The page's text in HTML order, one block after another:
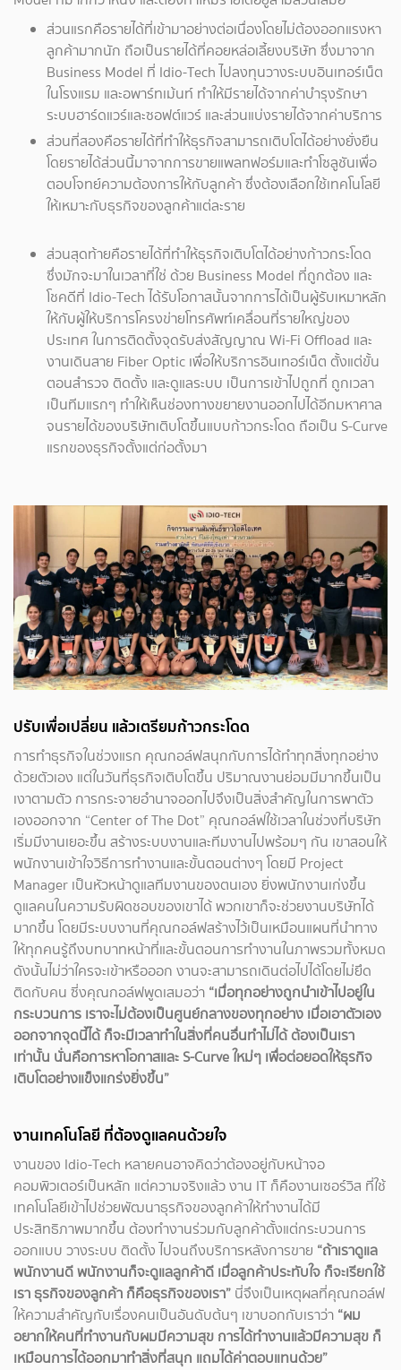
ส่วนแรกคือรายได้ที่เข้ามาอย่างต่อเนื่องโดยไม่ต้องออกแรงหา
ลูกค้ามากนัก ถือเป็นรายได้ที่คอยหล่อเลี้ยงบริษัท ซึ่งมาจาก
Business Model ที่ Idio-Tech ไปลงทุนวางระบบอินเทอร์เน็ต
ในโรงแรม และอพาร์ทเม้นท์ ทำให้มีรายได้จากค่าบำรุงรักษา
ระบบฮาร์ดแวร์และซอฟต์แวร์ และส่วนแบ่งรายได้จากค่าบริการ
ส่วนที่สองคือรายได้ที่ทำให้ธุรกิจสามารถเติบโตได้อย่างยั่งยืน
โดยรายได้ส่วนนี้มาจากการขายแพลทฟอร์มและทำโซลูชันเพื่อ
ตอบโจทย์ความต้องการให้กับลูกค้า ซึ่งต้องเลือกใช้เทคโนโลยี
ให้เหมาะกับธุรกิจของลูกค้าแต่ละราย
ส่วนสุดท้ายคือรายได้ที่ทำให้ธุรกิจเติบโตได้อย่างก้าวกระโดด
ซึ่งมักจะมาในเวลาที่ใช่ ด้วย Business Model ที่ถูกต้อง และ
โชคดีที่ Idio-Tech ได้รับโอกาสนั้นจากการได้เป็นผู้รับเหมาหลัก
ให้กับผู้ให้บริการโครงข่ายโทรศัพท์เคลื่อนที่รายใหญ่ของ
ประเทศ ในการติดตั้งจุดรับส่งสัญญาณ Wi-Fi Offload และ
งานเดินสาย Fiber Optic เพื่อให้บริการอินเทอร์เน็ต ตั้งแต่ขั้น
ตอนสำรวจ ติดตั้ง และดูแลระบบ เป็นการเข้าไปถูกที่ ถูกเวลา
เป็นทีมแรกๆ ทำให้เห็นช่องทางขยายงานออกไปได้อีกมหาศาล
จนรายได้ของบริษัทเติบโตขึ้นแบบก้าวกระโดด ถือเป็น S-Curve
แรกของธุรกิจตั้งแต่ก่อตั้งมา
ปรับเพื่อเปลี่ยน แล้วเตรียมก้าวกระโดด
การทำธุรกิจในช่วงแรก คุณกอล์ฟสนุกกับการได้ทำทุกสิ่งทุกอย่าง
ด้วยตัวเอง แต่ในวันที่ธุรกิจเติบโตขึ้น ปริมาณงานย่อมมีมากขึ้นเป็น
เงาตามตัว การกระจายอำนาจออกไปจึงเป็นสิ่งสำคัญในการพาตัว
เองออกจาก “Center of The Dot” คุณกอล์ฟใช้เวลาในช่วงที่บริษัท
เริ่มมีงานเยอะขึ้น สร้างระบบงานและทีมงานไปพร้อมๆ กัน เขาสอนให้
พนักงานเข้าใจวิธีการทำงานและขั้นตอนต่างๆ โดยมี Project
Manager เป็นหัวหน้าดูแลทีมงานของตนเอง ยิ่งพนักงานเก่งขึ้น
ดูแลคนในความรับผิดชอบของเขาได้ พวกเขาก็จะช่วยงานบริษัทได้
มากขึ้น โดยมีระบบงานที่คุณกอล์ฟสร้างไว้เป็นเหมือนแผนที่นำทาง
ให้ทุกคนรู้ถึงบทบาทหน้าที่และขั้นตอนการทำงานในภาพรวมทั้งหมด
ดังนั้นไม่ว่าใครจะเข้าหรือออก งานจะสามารถเดินต่อไปได้โดยไม่ยึด
ติดกับคน ซี่งคุณกอล์ฟพูดเสมอว่า “เมื่อทุกอย่างถูกนำเข้าไปอยู่ใน
กระบวนการ เราจะไม่ต้องเป็นศูนย์กลางของทุกอย่าง เมื่อเอาตัวเอง
ออกจากจุดนี้ได้ ก็จะมีเวลาทำในสิ่งที่คนอื่นทำไม่ได้ ต้องเป็นเรา
เท่านั้น นั่นคือการหาโอกาสและ S-Curve ใหม่ๆ เพื่อต่อยอดให้ธุรกิจ
เติบโตอย่างแข็งแกร่งยิ่งขึ้น”
งานเทคโนโลยี ที่ต้องดูแลคนด้วยใจ
งานของ Idio-Tech หลายคนอาจคิดว่าต้องอยู่กับหน้าจอ
คอมพิวเตอร์เป็นหลัก แต่ความจริงแล้ว งาน IT ก็คืองานเซอร์วิส ที่ใช้
เทคโนโลยีเข้าไปช่วยพัฒนาธุรกิจของลูกค้าให้ทำงานได้มี
ประสิทธิภาพมากขึ้น ต้องทำงานร่วมกับลูกค้าตั้งแต่กระบวนการ
ออกแบบ วางระบบ ติดตั้ง ไปจนถึงบริการหลังการขาย “ถ้าเราดูแล
พนักงานดี พนักงานก็จะดูแลลูกค้าดี เมื่อลูกค้าประทับใจ ก็จะเรียกใช้
เรา ธุรกิจของลูกค้า ก็คือธุรกิจของเรา” นี่จึงเป็นเหตุผลที่คุณกอล์ฟ
ให้ความสำคัญกับเรื่องคนเป็นอันดับต้นๆ เขาบอกกับเราว่า “ผม
อยากให้คนที่ทำงานกับผมมีความสุข การได้ทำงานแล้วมีความสุข ก็
เหมือนการได้ออกมาทำสิ่งที่สนุก แถมได้ค่าตอบแทนด้วย”